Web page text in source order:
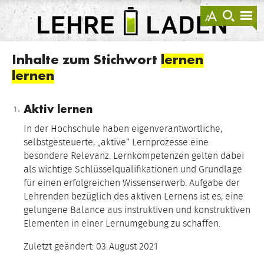
anzeigen
zur
Suche
LEHRE
LADEN
Inhalte zum Stichwort lernen
lernen
Aktiv lernen
In der Hochschule haben eigenverantwortliche,
selbstgesteuerte, „aktive“ Lernprozesse eine
besondere Relevanz. Lernkompetenzen gelten dabei
als wichtige Schlüsselqualifikationen und Grundlage
für einen erfolgreichen Wissenserwerb. Aufgabe der
Lehrenden bezüglich des aktiven Lernens ist es, eine
gelungene Balance aus instruktiven und konstruktiven
Elementen in einer Lernumgebung zu schaffen.
Zuletzt geändert: 03.August 2021